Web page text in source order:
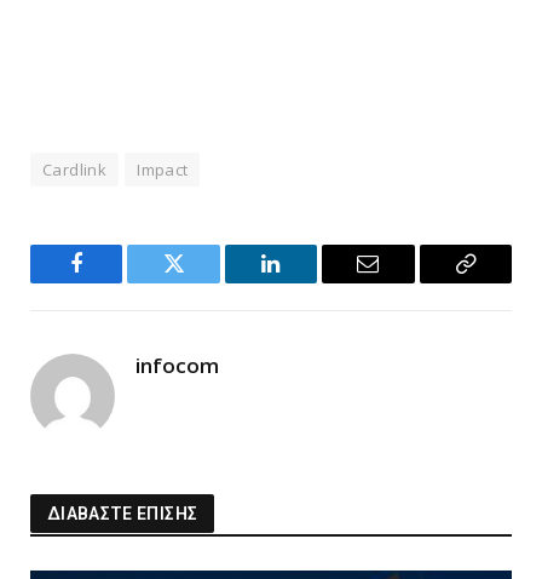
Cardlink Impact
Facebook Twitter LinkedIn Email
Copy
infocom
ΔΙΑΒΑΣΤΕ ΕΠΙΣΗΣ